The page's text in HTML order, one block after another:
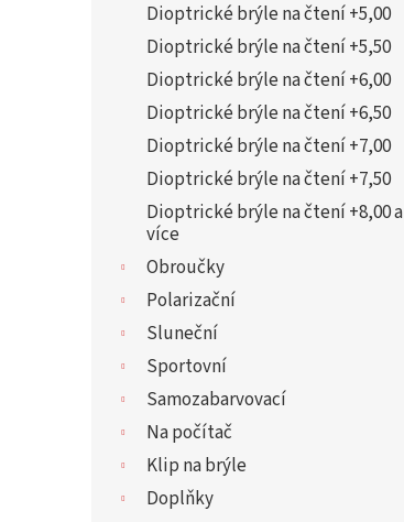
Dioptrické brýle na čtení +5,00
Dioptrické brýle na čtení +5,50
Dioptrické brýle na čtení +6,00
Dioptrické brýle na čtení +6,50
Dioptrické brýle na čtení +7,00
Dioptrické brýle na čtení +7,50
Dioptrické brýle na čtení +8,00 a
více
Obroučky
Polarizační
Sluneční
Sportovní
Samozabarvovací
Na počítač
Klip na brýle
Doplňky